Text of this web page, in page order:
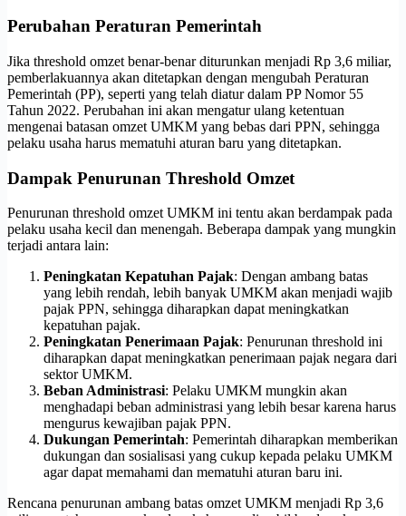
Perubahan Peraturan Pemerintah
Jika threshold omzet benar-benar diturunkan menjadi Rp 3,6 miliar,
pemberlakuannya akan ditetapkan dengan mengubah Peraturan
Pemerintah (PP), seperti yang telah diatur dalam PP Nomor 55
Tahun 2022. Perubahan ini akan mengatur ulang ketentuan
mengenai batasan omzet UMKM yang bebas dari PPN, sehingga
pelaku usaha harus mematuhi aturan baru yang ditetapkan.
Dampak Penurunan Threshold Omzet
Penurunan threshold omzet UMKM ini tentu akan berdampak pada
pelaku usaha kecil dan menengah. Beberapa dampak yang mungkin
terjadi antara lain:
Peningkatan Kepatuhan Pajak: Dengan ambang batas
yang lebih rendah, lebih banyak UMKM akan menjadi wajib
pajak PPN, sehingga diharapkan dapat meningkatkan
kepatuhan pajak.
Peningkatan Penerimaan Pajak: Penurunan threshold ini
diharapkan dapat meningkatkan penerimaan pajak negara dari
sektor UMKM.
Beban Administrasi: Pelaku UMKM mungkin akan
menghadapi beban administrasi yang lebih besar karena harus
mengurus kewajiban pajak PPN.
Dukungan Pemerintah: Pemerintah diharapkan memberikan
dukungan dan sosialisasi yang cukup kepada pelaku UMKM
agar dapat memahami dan mematuhi aturan baru ini.
Rencana penurunan ambang batas omzet UMKM menjadi Rp 3,6